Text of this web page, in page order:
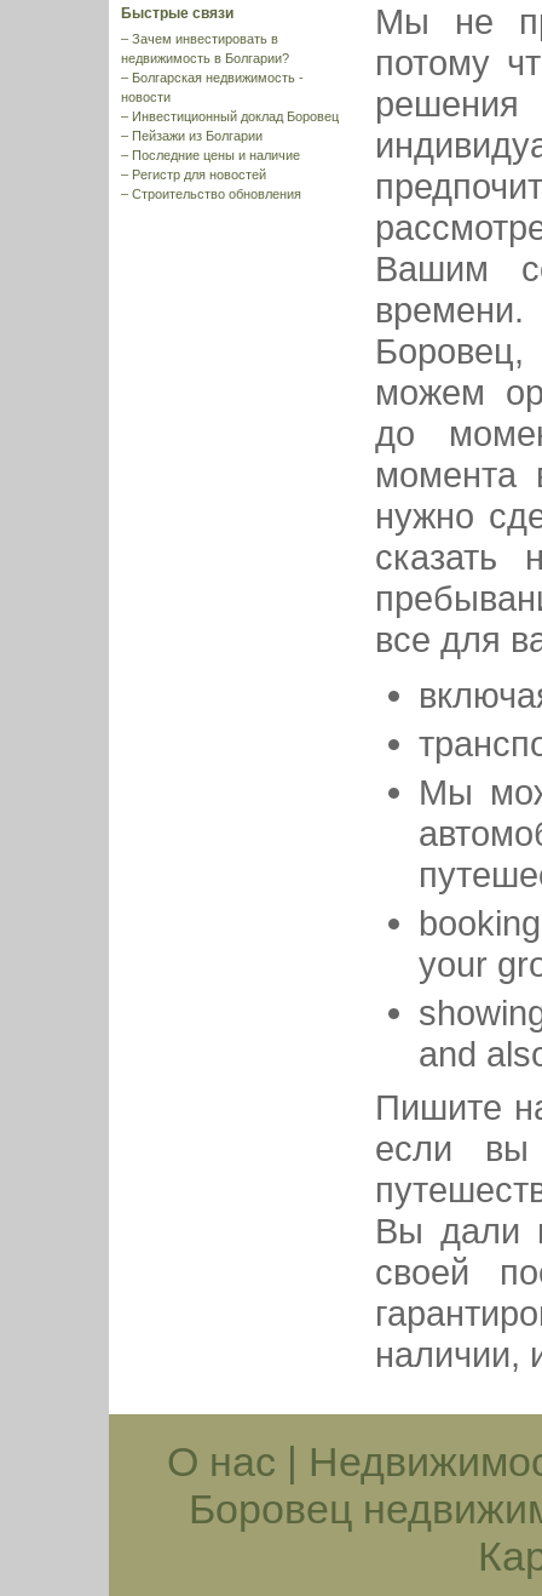
Быстрые связи
– Зачем инвестировать в
недвижимость в Болгарии?
– Болгарская недвижимость -
новости
– Инвестиционный доклад Боровец
– Пейзажи из Болгарии
– Последние цены и наличие
– Регистр для новостей
– Строительство обновления
Мы не
потому
Вашим
можем
до
момента
нужно
все для
Мы
your
and
Пишите
если вы
Вы дали
своей
наличии,
О нас |
Боровец